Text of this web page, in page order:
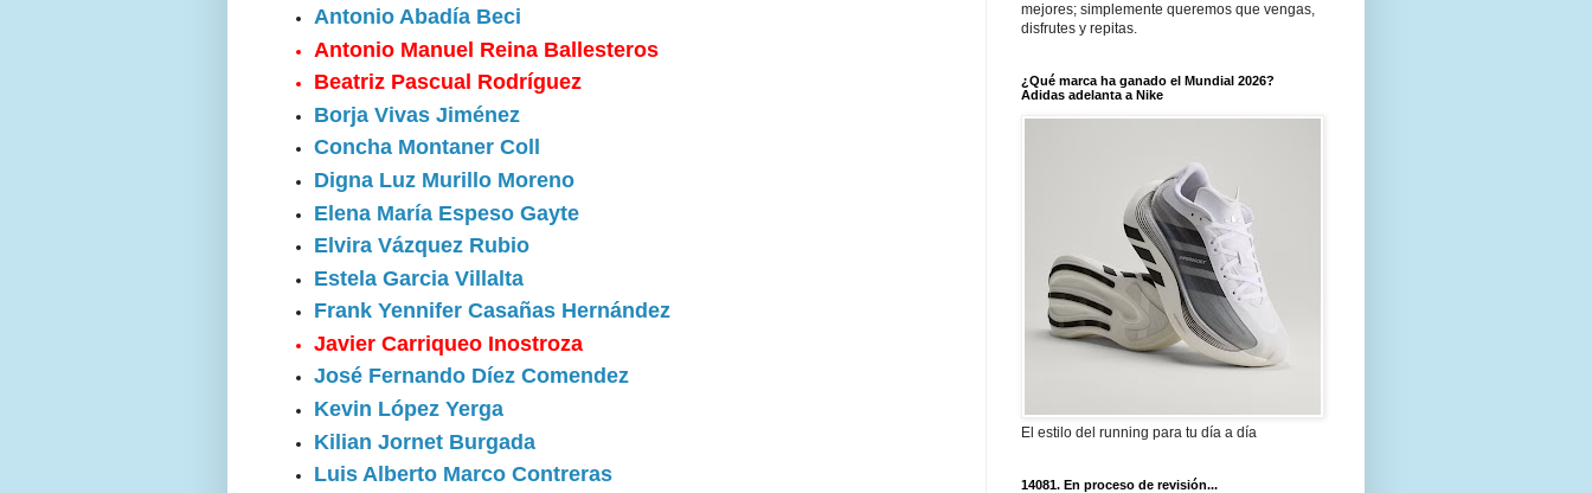
Antonio Abadía Beci
Antonio Manuel Reina Ballesteros
Beatriz Pascual Rodríguez
Borja Vivas Jiménez
Concha Montaner Coll
Digna Luz Murillo Moreno
Elena María Espeso Gayte
Elvira Vázquez Rubio
Estela Garcia Villalta
Frank Yennifer Casañas Hernández
Javier Carriqueo Inostroza
José Fernando Díez Comendez
Kevin López Yerga
Kilian Jornet Burgada
Luis Alberto Marco Contreras
mejores; simplemente queremos que vengas,
disfrutes y repitas.
¿Qué marca ha ganado el Mundial 2026?
Adidas adelanta a Nike
El estilo del running para tu día a día
14081. En proceso de revisión...